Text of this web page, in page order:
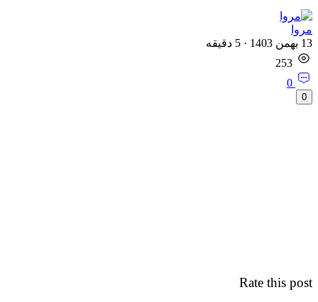
مروا
13 بهمن 1403
·
5 دقیقه
253
0
0
Rate this post